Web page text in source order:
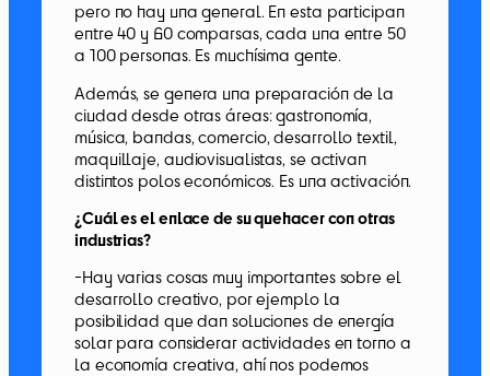
pero no hay una general. En esta participan
entre 40 y 60 comparsas, cada una entre 50
a 100 personas. Es muchísima gente.
Además, se genera una preparación de la
ciudad desde otras áreas: gastronomía,
música, bandas, comercio, desarrollo textil,
maquillaje, audiovisualistas, se activan
distintos polos económicos. Es una activación.
¿Cuál es el enlace de su quehacer con otras
industrias?
-Hay varias cosas muy importantes sobre el
desarrollo creativo, por ejemplo la
posibilidad que dan soluciones de energía
solar para considerar actividades en torno a
la economía creativa, ahí nos podemos